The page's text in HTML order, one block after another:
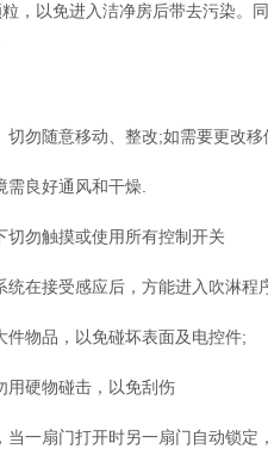
，以免进入洁净房后带去污染
随意移动、整改;如需要更改移
良好通风和干燥.
勿触摸或使用所有控制开关
在接受感应后，方能进入吹淋程
物品，以免碰坏表面及电控件;
硬物碰击，以免刮伤
扇门打开时另一扇门自动锁定